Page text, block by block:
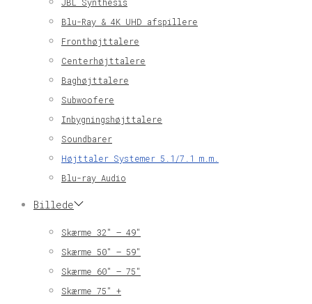
Blu-Ray & 4K UHD afspillere
Fronthøjttalere
Centerhøjttalere
Baghøjttalere
Subwoofere
Inbygningshøjttalere
Soundbarer
Højttaler Systemer 5.1/7.1 m.m.
Blu-ray Audio
Billede
Skærme 32″ – 49″
Skærme 50″ – 59″
Skærme 60″ – 75″
Skærme 75″ +